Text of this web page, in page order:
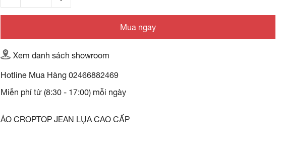
Mua ngay
Xem danh sách showroom
Hotline Mua Hàng 02466882469
Miễn phí từ (8:30 - 17:00) mỗi ngày
ÁO CROPTOP JEAN LỤA CAO CẤP